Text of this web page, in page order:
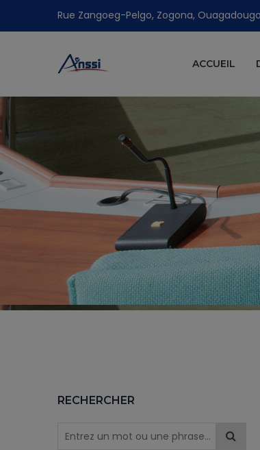
Rue Zangoeg-Pelgo, Zogona,
ACCUEIL
RECHERCHER